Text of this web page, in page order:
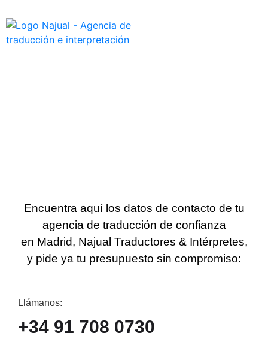
Encuentra aquí los datos de contacto de tu
agencia de traducción de confianza
en Madrid, Najual Traductores & Intérpretes,
y pide ya tu presupuesto sin compromiso:
Llámanos:
+34 91 708 0730